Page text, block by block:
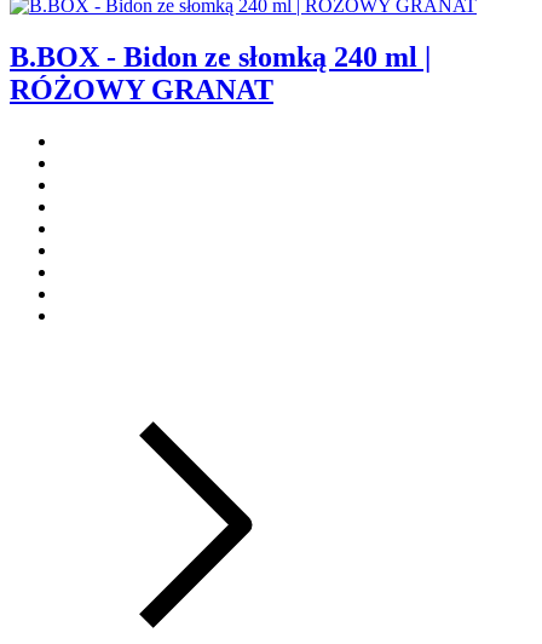
B.BOX - Bidon ze słomką 240 ml |
RÓŻOWY GRANAT